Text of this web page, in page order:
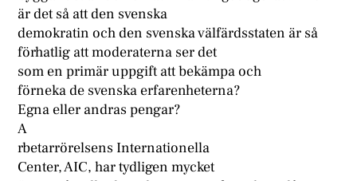
är det så att den svenska
demokratin och den svenska välfärdsstaten är så
förhatlig att moderaterna ser det
som en primär uppgift att bekämpa och
förneka de svenska erfarenheterna?
Egna eller andras pengar?
A
rbetarrörelsens Internationella
Center, AIC, har tydligen mycket